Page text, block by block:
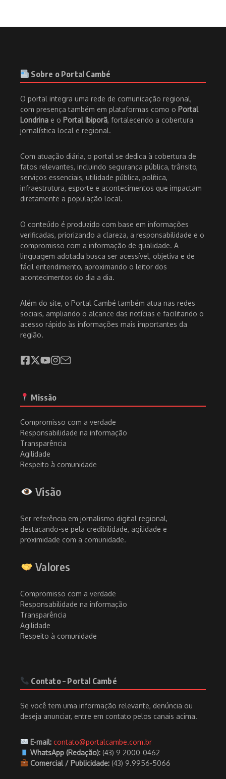
Sobre o Portal Cambé
O portal integra uma rede de comunicação regional,
com presença também em plataformas como o Portal
Londrina e o Portal Ibiporã, fortalecendo a cobertura
jornalística local e regional.
Com atuação diária, o portal se dedica à cobertura de
fatos relevantes, incluindo segurança pública, trânsito,
serviços essenciais, utilidade pública, política,
infraestrutura, esporte e acontecimentos que impactam
diretamente a população local.
O conteúdo é produzido com base em informações
verificadas, priorizando a clareza, a responsabilidade e o
compromisso com a informação de qualidade. A
linguagem adotada busca ser acessível, objetiva e de
fácil entendimento, aproximando o leitor dos
acontecimentos do dia a dia.
Além do site, o Portal Cambé também atua nas redes
sociais, ampliando o alcance das notícias e facilitando o
acesso rápido às informações mais importantes da
região.
Missão
Compromisso com a verdade
Responsabilidade na informação
Transparência
Agilidade
Respeito à comunidade
Visão
Ser referência em jornalismo digital regional,
destacando-se pela credibilidade, agilidade e
proximidade com a comunidade.
Valores
Compromisso com a verdade
Responsabilidade na informação
Transparência
Agilidade
Respeito à comunidade
Contato – Portal Cambé
Se você tem uma informação relevante, denúncia ou
deseja anunciar, entre em contato pelos canais acima.
E-mail: contato@portalcambe.com.br
WhatsApp (Redação):(43) 9 2000-0462
Comercial / Publicidade:(43) 9.9956-5066